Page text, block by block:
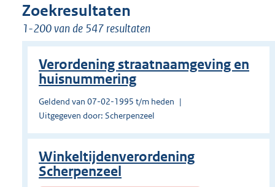
Zoekresultaten
1-200 van de 547 resultaten
Verordening straatnaamgeving en
huisnummering
Geldend van 07-02-1995 t/m heden
Uitgegeven door: Scherpenzeel
Winkeltijdenverordening
Scherpenzeel